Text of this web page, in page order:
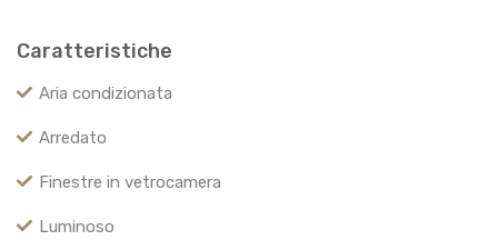
Caratteristiche
Aria condizionata
Arredato
Finestre in vetrocamera
Luminoso